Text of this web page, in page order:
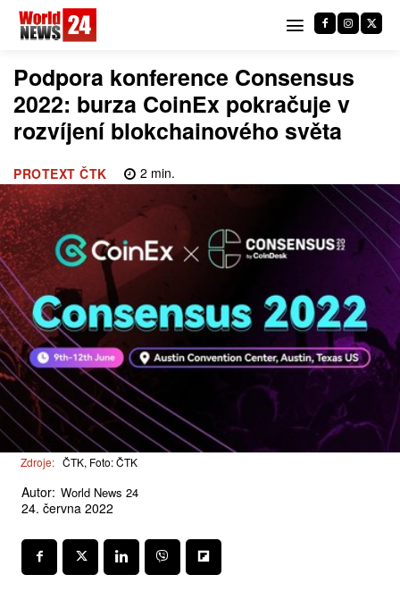
Podpora konference Consensus
2022: burza CoinEx pokračuje v
rozvíjení blokchainového světa
PROTEXT ČTK 2 min.
Zdroje: ČTK, Foto: ČTK
Autor: World News 24
24. června 2022